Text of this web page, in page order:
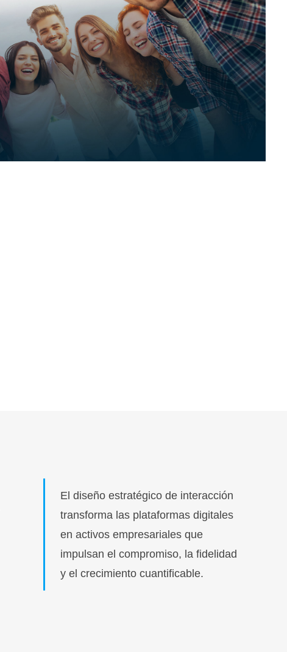
El diseño estratégico de interacción
transforma las plataformas digitales
en activos empresariales que
impulsan el compromiso, la fidelidad
y el crecimiento cuantificable.